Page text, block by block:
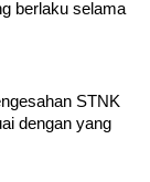
berlaku selama
STNK
dengan yang